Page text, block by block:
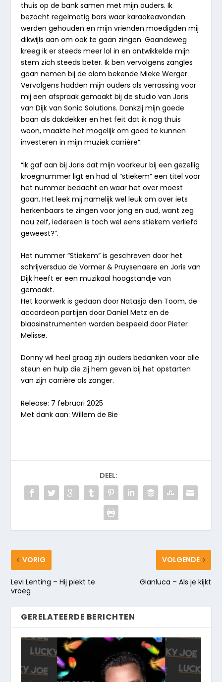
thuis op de bank samen met mijn ouders. Ik
bezocht regelmatig bars waar karaokeavonden
werden gehouden en mijn vrienden moedigden mij
dikwijls aan om ook te gaan zingen. Gaandeweg
kreeg ik er steeds meer lol in en ontwikkelde mijn
stem zich steeds beter. Ik ben vervolgens zangles
gaan nemen bij de alom bekende Mieke Werger.
Vervolgens hadden mijn ouders als verrassing voor
mij een afspraak gemaakt bij de studio van Joris
van Dijk van Sonic Solutions. Dankzij mijn goede
baan als dakdekker en het feit dat ik nog thuis
woon, maakte het mogelijk om goed te kunnen
investeren in mijn muziek carrière”.
“Ik gaf aan bij Joris dat mijn voorkeur bij een gezellig
kroegnummer ligt en had al “stiekem” een titel voor
het nummer bedacht en waar het over moest
gaan. Het leek mij namelijk wel leuk om over iets
herkenbaars te zingen voor jong en oud, want zeg
nou zelf, iedereen is toch wel eens stiekem verliefd
geweest?”.
Het nummer “Stiekem” is geschreven door het
schrijversduo de Vormer & Pruysenaere en Joris van
Dijk heeft er een muzikaal hoogstandje van
gemaakt.
Het koorwerk is gedaan door Natasja den Toom, de
accordeon partijen door Daniel Metz en de
blaasinstrumenten worden bespeeld door Pieter
Melisse.
Donny wil heel graag zijn ouders bedanken voor alle
steun en hulp die zij hem geven bij het opstarten
van zijn carrière als zanger.
Release: 7 februari 2025
Met dank aan: Willem de Bie
DEEL:
VORIG
Levi Lenting – Hij piekt te
vroeg
VOLGENDE
Gianluca – Als je kijkt
GERELATEERDE BERICHTEN